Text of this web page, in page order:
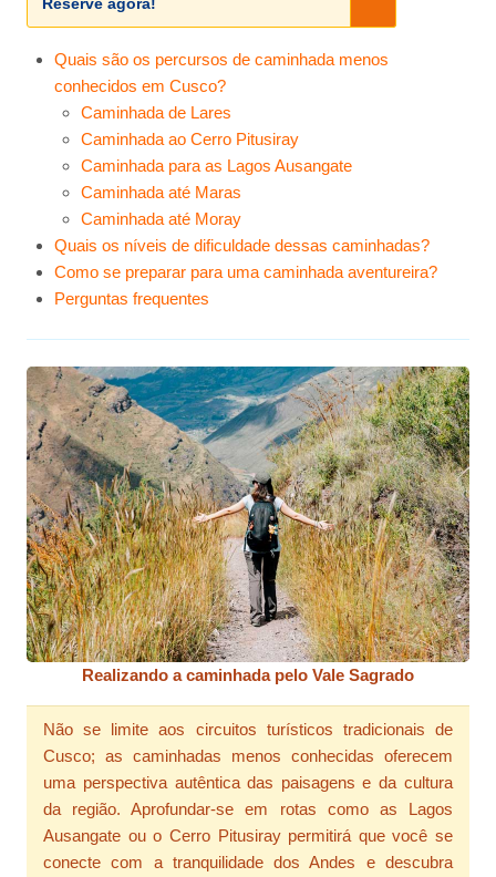
Quais são os percursos de caminhada menos
conhecidos em Cusco?
Caminhada de Lares
Caminhada ao Cerro Pitusiray
Caminhada para as Lagos Ausangate
Caminhada até Maras
Caminhada até Moray
Quais os níveis de dificuldade dessas caminhadas?
Como se preparar para uma caminhada aventureira?
Perguntas frequentes
Realizando a caminhada pelo Vale Sagrado
Não se limite aos circuitos turísticos tradicionais de
Cusco; as caminhadas menos conhecidas oferecem
uma perspectiva autêntica das paisagens e da cultura
da região. Aprofundar-se em rotas como as Lagos
Ausangate ou o Cerro Pitusiray permitirá que você se
conecte com a tranquilidade dos Andes e descubra